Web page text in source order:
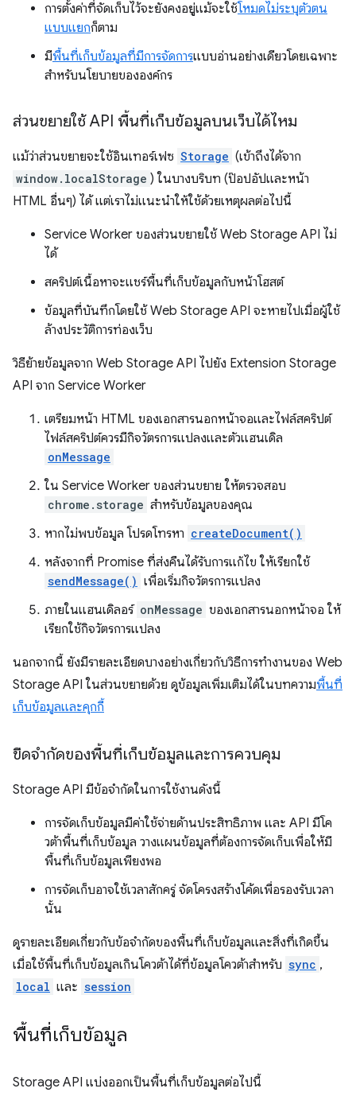
การตั้งค่าที่จัดเก็บไว้จะยังคงอยู่แม้จะใช้โหมดไม่ระบุตัวตน
แบบแยกก็ตาม
มีพื้นที่เก็บข้อมูลที่มีการจัดการแบบอ่านอย่างเดียวโดยเฉพาะ
สำหรับนโยบายขององค์กร
ส่วนขยายใช้ API พื้นที่เก็บข้อมูลบนเว็บได้ไหม
แม้ว่าส่วนขยายจะใช้อินเทอร์เฟซ Storage (เข้าถึงได้จาก
window.localStorage ) ในบางบริบท (ป๊อปอัปและหน้า
HTML อื่นๆ) ได้ แต่เราไม่แนะนำให้ใช้ด้วยเหตุผลต่อไปนี้
Service Worker ของส่วนขยายใช้ Web Storage API ไม่
ได้
สคริปต์เนื้อหาจะแชร์พื้นที่เก็บข้อมูลกับหน้าโฮสต์
ข้อมูลที่บันทึกโดยใช้ Web Storage API จะหายไปเมื่อผู้ใช้
ล้างประวัติการท่องเว็บ
วิธีย้ายข้อมูลจาก Web Storage API ไปยัง Extension Storage
API จาก Service Worker
เตรียมหน้า HTML ของเอกสารนอกหน้าจอและไฟล์สคริปต์
ไฟล์สคริปต์ควรมีกิจวัตรการแปลงและตัวแฮนเดิล
onMessage
ใน Service Worker ของส่วนขยาย ให้ตรวจสอบ
chrome.storage สำหรับข้อมูลของคุณ
หากไม่พบข้อมูล โปรดโทรหา createDocument()
หลังจากที่ Promise ที่ส่งคืนได้รับการแก้ไข ให้เรียกใช้
sendMessage() เพื่อเริ่มกิจวัตรการแปลง
ภายในแฮนเดิลอร์ onMessage ของเอกสารนอกหน้าจอ ให้
เรียกใช้กิจวัตรการแปลง
นอกจากนี้ ยังมีรายละเอียดบางอย่างเกี่ยวกับวิธีการทำงานของ Web
Storage API ในส่วนขยายด้วย ดูข้อมูลเพิ่มเติมได้ในบทความพื้นที่
เก็บข้อมูลและคุกกี้
ขีดจำกัดของพื้นที่เก็บข้อมูลและการควบคุม
Storage API มีข้อจำกัดในการใช้งานดังนี้
การจัดเก็บข้อมูลมีค่าใช้จ่ายด้านประสิทธิภาพ และ API มีโค
วต้าพื้นที่เก็บข้อมูล วางแผนข้อมูลที่ต้องการจัดเก็บเพื่อให้มี
พื้นที่เก็บข้อมูลเพียงพอ
การจัดเก็บอาจใช้เวลาสักครู่ จัดโครงสร้างโค้ดเพื่อรองรับเวลา
นั้น
ดูรายละเอียดเกี่ยวกับข้อจำกัดของพื้นที่เก็บข้อมูลและสิ่งที่เกิดขึ้น
เมื่อใช้พื้นที่เก็บข้อมูลเกินโควต้าได้ที่ข้อมูลโควต้าสำหรับ sync ,
local และ session
พื้นที่เก็บข้อมูล
Storage API แบ่งออกเป็นพื้นที่เก็บข้อมูลต่อไปนี้